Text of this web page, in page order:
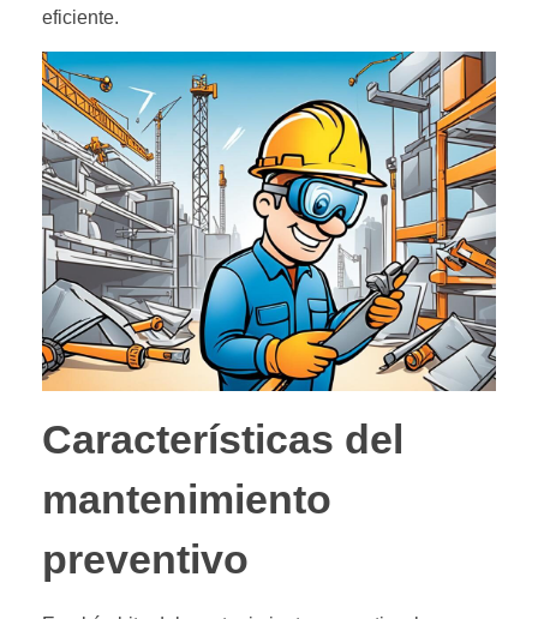
eficiente.
Características del
mantenimiento
preventivo